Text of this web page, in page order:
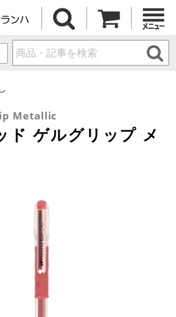
Metallic
ド ゲルグリップ メ